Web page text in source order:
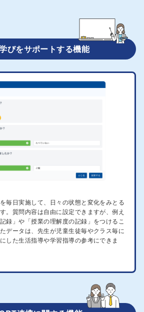
びをサポートする機能
毎日実施して、日々の状態と変化をみとる
。質問内容は自由に設定できますが、例え
録」や「授業の理解度の記録」をつけるこ
データは、先生が児童生徒毎やクラス毎に
した生活指導や学習指導の参考にできま